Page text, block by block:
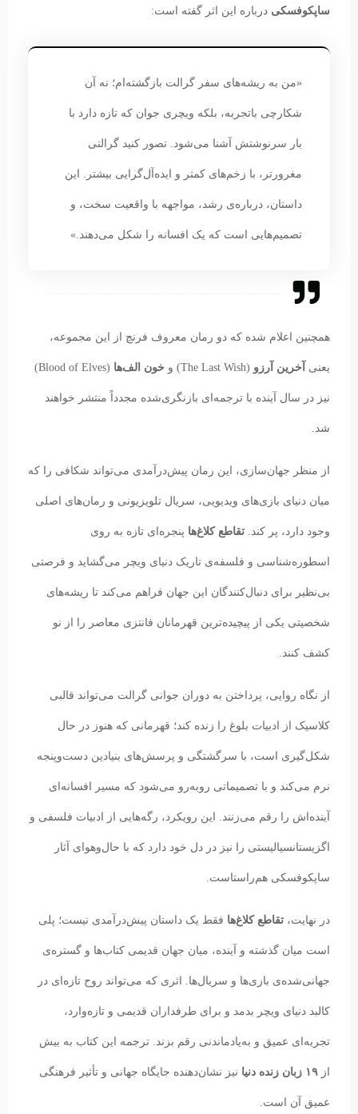
ساپکوفسکی درباره این اثر گفته است:
«من به ریشه‌های سفر گرالت بازگشته‌ام؛ نه آن
شکارچی باتجربه، بلکه ویچری جوان که تازه دارد با
بار سرنوشتش آشنا می‌شود. تصور کنید گرالتی
مغرورتر، با زخم‌های کمتر و ایده‌آل‌گرایی بیشتر. این
داستان، درباره‌ی رشد، مواجهه با واقعیت سخت، و
تصمیم‌هایی است که یک افسانه را شکل می‌دهند.»
همچنین اعلام شده که دو رمان معروف فرنچ از این مجموعه،
یعنی آخرین آرزو (The Last Wish) و خون الف‌ها (Blood of Elves)
نیز در سال آینده با ترجمه‌ای بازنگری‌شده مجدداً منتشر خواهند
شد.
از منظر جهان‌سازی، این رمان پیش‌درآمدی می‌تواند شکافی را که
میان دنیای بازی‌های ویدیویی، سریال تلویزیونی و رمان‌های اصلی
وجود دارد، پر کند. تقاطع کلاغ‌ها پنجره‌ای تازه به روی
اسطوره‌شناسی و فلسفه‌ی تاریک دنیای ویچر می‌گشاید و فرصتی
بی‌نظیر برای دنبال‌کنندگان این جهان فراهم می‌کند تا ریشه‌های
شخصیتی یکی از پیچیده‌ترین قهرمانان فانتزی معاصر را از نو
کشف کنند.
از نگاه روایی، پرداختن به دوران جوانی گرالت می‌تواند قالبی
کلاسیک از ادبیات بلوغ را زنده کند؛ قهرمانی که هنوز در حال
شکل‌گیری است، با سرگشتگی و پرسش‌های بنیادین دست‌و‌پنجه
نرم می‌کند و با تصمیماتی روبه‌رو می‌شود که مسیر افسانه‌ای
آینده‌اش را رقم می‌زنند. این رویکرد، رگه‌هایی از ادبیات فلسفی و
اگزیستانسیالیستی را نیز در دل خود دارد که با حال‌وهوای آثار
ساپکوفسکی هم‌راستاست.
در نهایت، تقاطع کلاغ‌ها فقط یک داستان پیش‌درآمدی نیست؛ پلی
است میان گذشته و آینده، میان جهان قدیمی کتاب‌ها و گستره‌ی
جهانی‌شده‌ی بازی‌ها و سریال‌ها. اثری که می‌تواند روح تازه‌ای در
کالبد دنیای ویچر بدمد و برای طرفداران قدیمی و تازه‌وارد،
تجربه‌ای عمیق و به‌یادماندنی رقم بزند. ترجمه این کتاب به بیش
از ۱۹ زبان زنده دنیا نیز نشان‌دهنده جایگاه جهانی و تأثیر فرهنگی
عمیق آن است.